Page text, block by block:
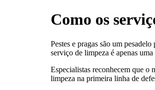
Como os
Pestes e pragas são um
serviço de limpeza é apenas
Especialistas reconhecem que o
limpeza na primeira linha de